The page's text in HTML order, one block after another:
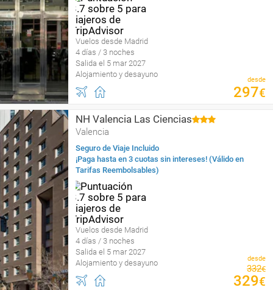
Vuelos desde Madrid
4 días / 3 noches
Salida el 5 mar 2027
Alojamiento y desayuno
desde
297€
NH Valencia Las Ciencias
Valencia
Seguro de Viaje Incluido
¡Paga hasta en 3 cuotas sin intereses! (Válido en
Tarifas Reembolsables)
Vuelos desde Madrid
4 días / 3 noches
Salida el 5 mar 2027
Alojamiento y desayuno
desde
332€
329€